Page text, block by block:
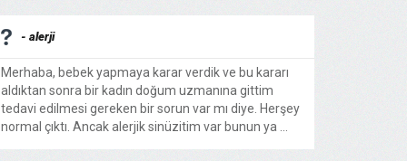
- alerji
Merhaba, bebek yapmaya karar verdik ve bu kararı
aldıktan sonra bir kadın doğum uzmanına gittim
tedavi edilmesi gereken bir sorun var mı diye. Herşey
normal çıktı. Ancak alerjik sinüzitim var bunun ya ...